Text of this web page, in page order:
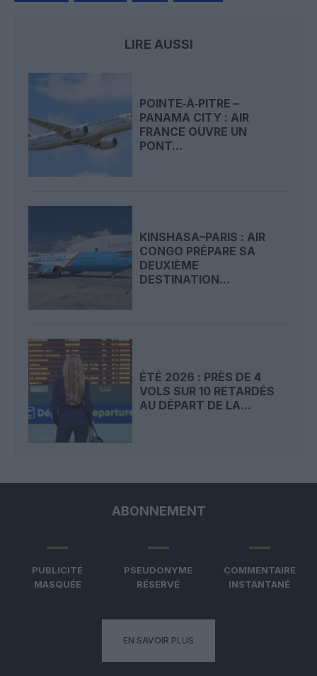
LIRE AUSSI
POINTE‑À‑PITRE –
PANAMA CITY : AIR
FRANCE OUVRE UN
PONT...
KINSHASA–PARIS : AIR
CONGO PRÉPARE SA
DEUXIÈME
DESTINATION...
ÉTÉ 2026 : PRÈS DE 4
VOLS SUR 10 RETARDÉS
AU DÉPART DE LA...
ABONNEMENT
PUBLICITÉ
MASQUÉE
PSEUDONYME
RÉSERVÉ
COMMENTAIRE
INSTANTANÉ
EN SAVOIR PLUS